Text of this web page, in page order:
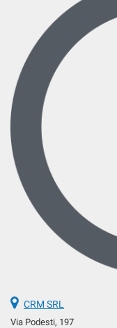
CRM SRL
Via Podesti, 197